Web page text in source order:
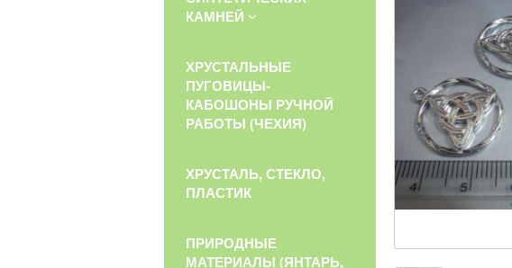
КАМНЕЙ
ХРУСТАЛЬНЫЕ
ПУГОВИЦЫ-
КАБОШОНЫ РУЧНОЙ
РАБОТЫ (ЧЕХИЯ)
ХРУСТАЛЬ, СТЕКЛО,
ПЛАСТИК
ПРИРОДНЫЕ
МАТЕРИАЛЫ (ЯНТАРЬ,